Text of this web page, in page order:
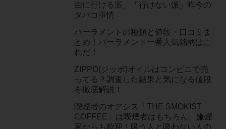
由に行ける派」「行けない派」昨今の
タバコ事情
パーラメントの種類と値段・口コミま
とめ！パーラメント一番人気銘柄はこ
れだ！
ZIPPO(ジッポ)オイルはコンビニで売
ってる？調査した結果と気になる値段
を徹底解説！
喫煙者のオアシス「THE SMOKIST
COFFEE」は喫煙者はもちろん、嫌煙
家からも歓迎！吸う人と吸わない人の